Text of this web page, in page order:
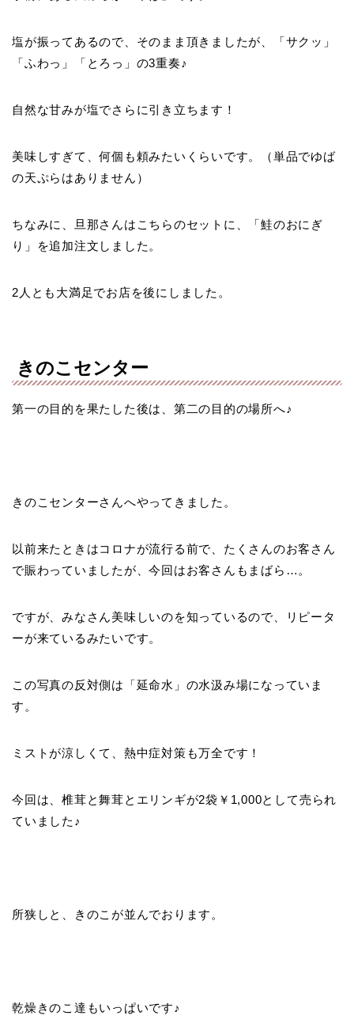
塩が振ってあるので、そのまま頂きましたが、「サクッ」
「ふわっ」「とろっ」の3重奏♪
自然な甘みが塩でさらに引き立ちます！
美味しすぎて、何個も頼みたいくらいです。（単品でゆば
の天ぷらはありません）
ちなみに、旦那さんはこちらのセットに、「鮭のおにぎ
り」を追加注文しました。
2人とも大満足でお店を後にしました。
きのこセンター
第一の目的を果たした後は、第二の目的の場所へ♪
きのこセンターさんへやってきました。
以前来たときはコロナが流行る前で、たくさんのお客さん
で賑わっていましたが、今回はお客さんもまばら…。
ですが、みなさん美味しいのを知っているので、リピータ
ーが来ているみたいです。
この写真の反対側は「延命水」の水汲み場になっていま
す。
ミストが涼しくて、熱中症対策も万全です！
今回は、椎茸と舞茸とエリンギが2袋￥1,000として売られ
ていました♪
所狭しと、きのこが並んでおります。
乾燥きのこ達もいっぱいです♪